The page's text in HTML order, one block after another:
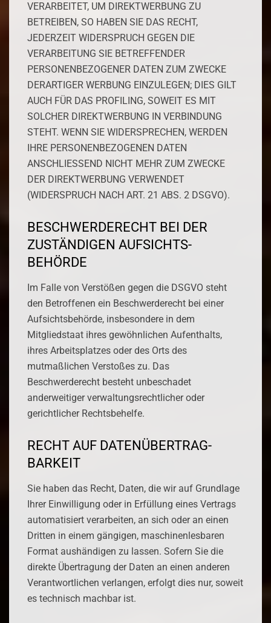
VERARBEITET, UM DIREKTWERBUNG ZU
BETREIBEN, SO HABEN SIE DAS RECHT,
JEDERZEIT WIDERSPRUCH GEGEN DIE
VERARBEITUNG SIE BETREFFENDER
PERSONENBEZOGENER DATEN ZUM ZWECKE
DERARTIGER WERBUNG EINZULEGEN; DIES GILT
AUCH FÜR DAS PROFILING, SOWEIT ES MIT
SOLCHER DIREKTWERBUNG IN VERBINDUNG
STEHT. WENN SIE WIDERSPRECHEN, WERDEN
IHRE PERSONENBEZOGENEN DATEN
ANSCHLIESSEND NICHT MEHR ZUM ZWECKE
DER DIREKTWERBUNG VERWENDET
(WIDERSPRUCH NACH ART. 21 ABS. 2 DSGVO).
BESCHWERDE­RECHT BEI DER
ZUSTÄNDIGEN AUFSICHTS­
BEHÖRDE
Im Falle von Verstößen gegen die DSGVO steht
den Betroffenen ein Beschwerderecht bei einer
Aufsichtsbehörde, insbesondere in dem
Mitgliedstaat ihres gewöhnlichen Aufenthalts,
ihres Arbeitsplatzes oder des Orts des
mutmaßlichen Verstoßes zu. Das
Beschwerderecht besteht unbeschadet
anderweitiger verwaltungsrechtlicher oder
gerichtlicher Rechtsbehelfe.
RECHT AUF DATEN­ÜBERTRAG­
BARKEIT
Sie haben das Recht, Daten, die wir auf Grundlage
Ihrer Einwilligung oder in Erfüllung eines Vertrags
automatisiert verarbeiten, an sich oder an einen
Dritten in einem gängigen, maschinenlesbaren
Format aushändigen zu lassen. Sofern Sie die
direkte Übertragung der Daten an einen anderen
Verantwortlichen verlangen, erfolgt dies nur, soweit
es technisch machbar ist.